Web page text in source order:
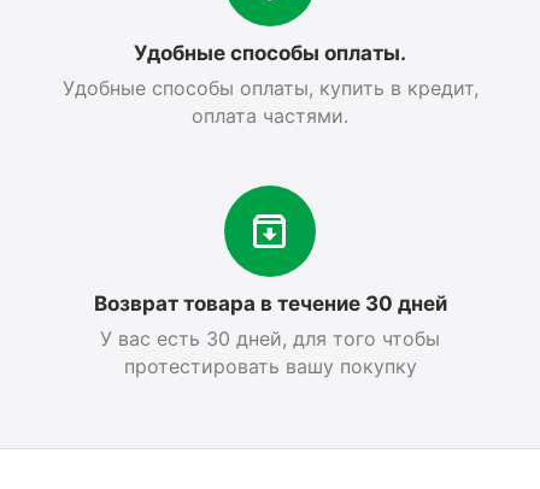
Удобные способы оплаты.
Удобные способы оплаты, купить в кредит,
оплата частями.
Возврат товара в течение 30 дней
У вас есть 30 дней, для того чтобы
протестировать вашу покупку